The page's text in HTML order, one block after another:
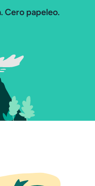
Cero papeleo.